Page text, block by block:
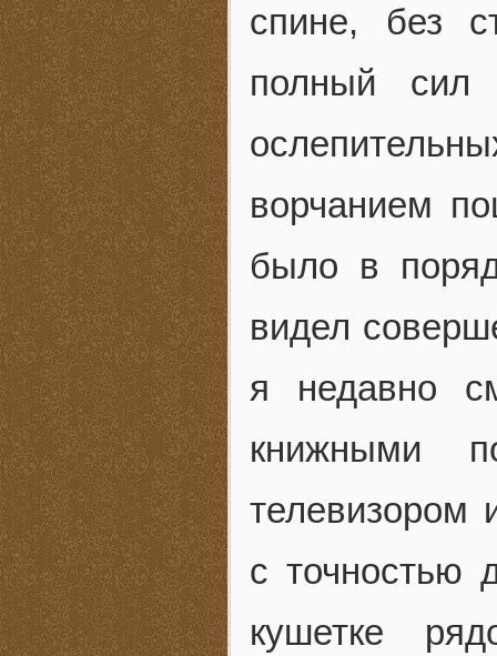
спине, без
полный сил
ворчанием
было в
видел
я недавно
книжными
с точностью
кушетке